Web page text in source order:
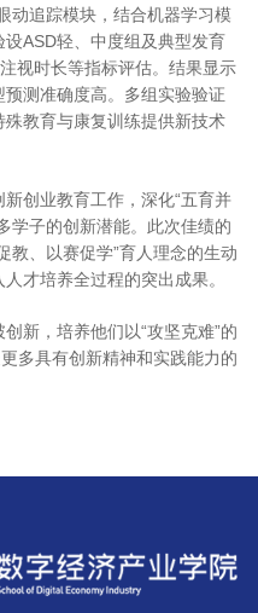
动追踪模块，结合机器学习模
ASD轻、中度组及典型发育
视时长等指标评估。结果显示
测准确度高。多组实验验证
教育与康复训练提供新技术
创业教育工作，深化“五育并
学子的创新潜能。此次佳绩的
教、以赛促学”育人理念的生动
才培养全过程的突出成果。
新，培养他们以“攻坚克难”的
多具有创新精神和实践能力的